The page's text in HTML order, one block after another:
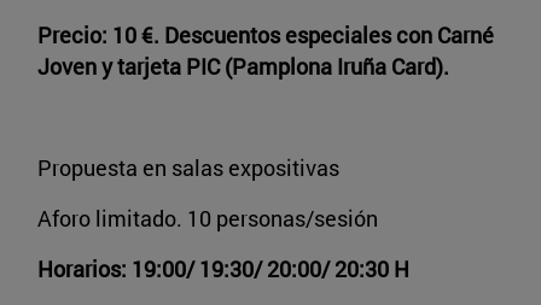
Precio: 10 €. Descuentos especiales con Carné
Joven y tarjeta PIC (Pamplona Iruña Card).
Propuesta en salas expositivas
Aforo limitado. 10 personas/sesión
Horarios: 19:00/ 19:30/ 20:00/ 20:30 H